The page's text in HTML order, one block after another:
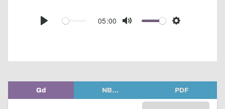
Play
05:00
Mute Settings
Gd NB… PDF